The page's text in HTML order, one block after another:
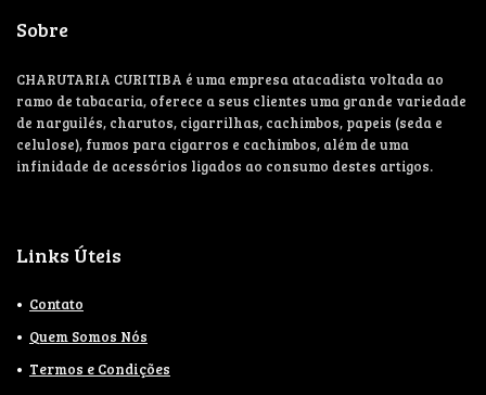
Sobre
CHARUTARIA CURITIBA é uma empresa atacadista voltada ao
ramo de tabacaria, oferece a seus clientes uma grande variedade
de narguilés, charutos, cigarrilhas, cachimbos, papeis (seda e
celulose), fumos para cigarros e cachimbos, além de uma
infinidade de acessórios ligados ao consumo destes artigos.
Links Úteis
Contato
Quem Somos Nós
Termos e Condições